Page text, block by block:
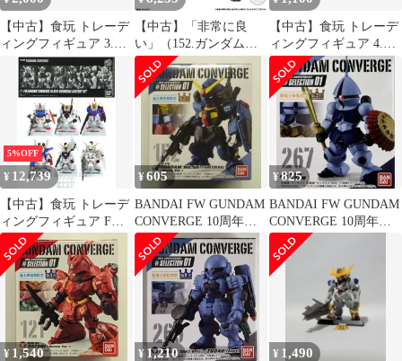
【中古】食玩 トレーデ
ィングフィギュア 3.ザ
クIII改 「FW GUNDAM
CONVERGE 10周年
#SELECTION 02」
【中古】「非常に良
い」（152.ガンダムMk-
II（ティターンズカラ
ー）（Revive Ver.））
ガンダム コンバージ
FW GUNDAM
CONVERGE 10周年
SELECTION 01
【中古】食玩 トレーデ
ィングフィギュア 4.ヅ
ダ(2・3番機)/ヅダ(予備
機) 「FW GUNDAM
CONVERGE 10周年
#SELECTION 01」
5%OFF
¥ 12,739
【中古】食玩 トレーデ
ィングフィギュア FW
GUNDAM CONVERGE
10周年 UNIVERSAL
CENTURY SET プレミ
アムバンダイ限定
¥605
BANDAI FW GUNDAM
CONVERGE 10周年
#SELECTION 01 ガン
ダムMk-II(ティターン
ズカラー)(Revive Ver.)
152
¥825
BANDAI FW GUNDAM
CONVERGE 10周年
#SELECTION 01 ギャ
ン 267
¥ 1,540 ¥ 1,210 ¥ 1,490